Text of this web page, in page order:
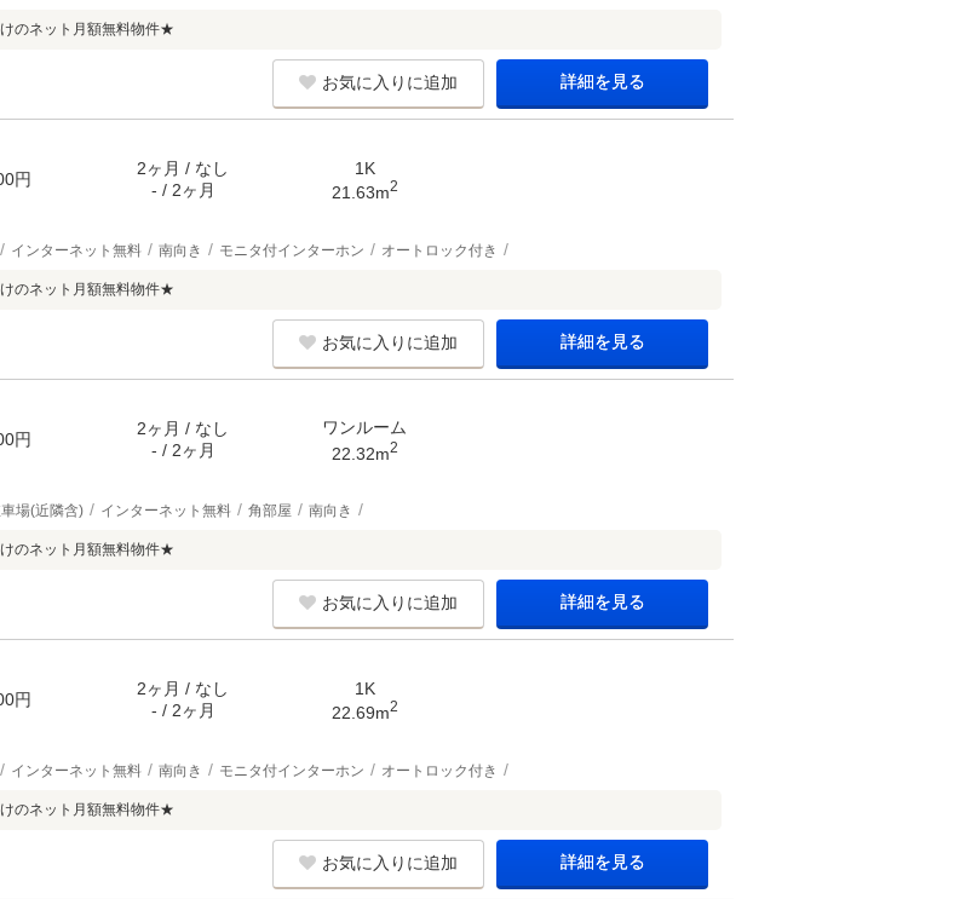
のネット月額無料物件★
お気に入りに追加 詳細を見る
円
2ヶ月 / なし
- / 2ヶ月
1K
21.63m2
インターネット無料 南向き モニタ付インターホン オートロック付き
のネット月額無料物件★
お気に入りに追加 詳細を見る
円
2ヶ月 / なし
- / 2ヶ月
ワンルーム
22.32m2
場(近隣含) インターネット無料 角部屋 南向き
のネット月額無料物件★
お気に入りに追加 詳細を見る
円
2ヶ月 / なし
- / 2ヶ月
1K
22.69m2
インターネット無料 南向き モニタ付インターホン オートロック付き
のネット月額無料物件★
お気に入りに追加 詳細を見る